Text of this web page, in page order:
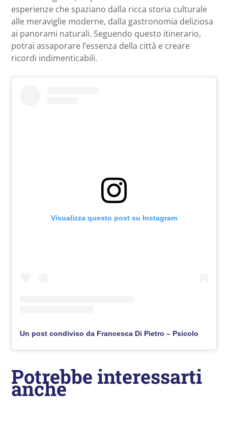
esperienze che spaziano dalla ricca storia culturale
alle meraviglie moderne, dalla gastronomia deliziosa
ai panorami naturali. Seguendo questo itinerario,
potrai assaporare l’essenza della città e creare
ricordi indimenticabili.
Visualizza questo post su Instagram
Potrebbe interessarti
anche